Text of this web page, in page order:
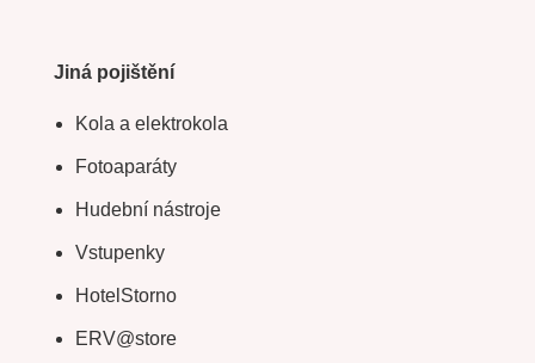
Jiná pojištění
Kola a elektrokola
Fotoaparáty
Hudební nástroje
Vstupenky
HotelStorno
ERV@store